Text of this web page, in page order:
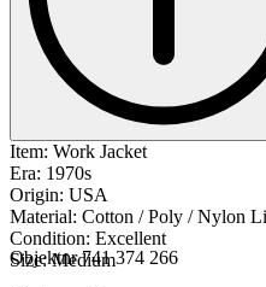
Item: Work Jacket
Era: 1970s
Origin: USA
Material: Cotton / Poly / Nylon
Condition: Excellent
Size: Medium
Objektnr 741 374 266